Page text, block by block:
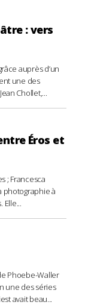
: vers
auprès d’un
une des
Chollet,...
Éros et
; Francesca
photographie à
Elle...
Phoebe-Waller
une des séries
avait beau...